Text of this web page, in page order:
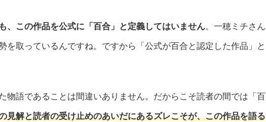
、この作品を公式に「百合」と定義してはいません。一穂ミチさん
を取っているんですね。ですから「公式が百合と認定した作品」と
物語であることは間違いありません。だからこそ読者の間では「百
見解と読者の受け止めのあいだにあるズレこそが、この作品を語る